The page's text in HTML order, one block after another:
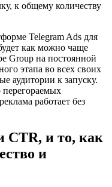
к общему количеству
Telegram Ads для
как можно чаще
Group на постоянной
этапа во всех своих
аудитории к запуску.
перегораемых
работает без
CTR, и то, как
и